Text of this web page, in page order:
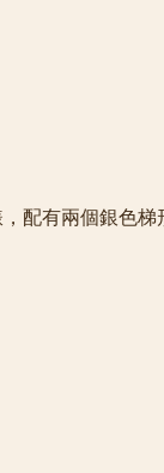
配有兩個銀色梯